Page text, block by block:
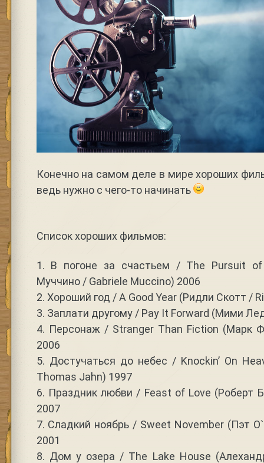
Конечно на самом деле в мире хороших
ведь нужно с чего-то начинать
Список хороших фильмов:
1. В погоне за счастьем / The Pursuit of
Муччино / Gabriele Muccino) 2006
2. Хороший год / A Good Year (Ридли Скотт /
3. Заплати другому / Pay It Forward (Мими
4. Персонаж / Stranger Than Fiction (Марк
2006
5. Достучаться до небес / Knockin’ On
Thomas Jahn) 1997
6. Праздник любви / Feast of Love (Роберт
2007
7. Сладкий ноябрь / Sweet November (Пэт
2001
8. Дом у озера / The Lake House